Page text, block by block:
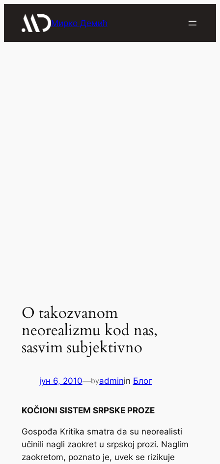
Мирко Демић
O takozvanom
neorealizmu kod nas,
sasvim subjektivno
јун 6, 2010—byadminin Блог
KOČIONI SISTEM SRPSKE PROZE
Gospođa Kritika smatra da su neorealisti
učinili nagli zaokret u srpskoj prozi. Naglim
zaokretom, poznato je, uvek se rizikuje